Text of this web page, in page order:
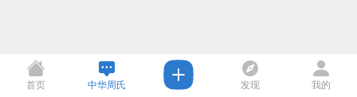
首页 中华周氏 发现 我的